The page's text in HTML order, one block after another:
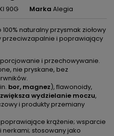
90G Marka Alegia
naturalny przysmak ziołowy
przeciwzapalnie i poprawiający
porcjowanie i przechowywanie.
nie pryskane, bez
bor, magnez), flawonoidy,
zwiększa wydzielanie moczu,
i produkty przemiany
krążenie; wsparcie
stosowany jako